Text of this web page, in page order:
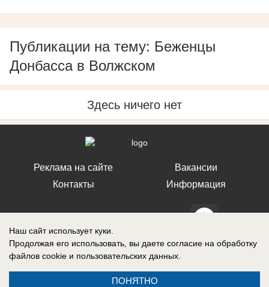
Публикации на тему: Беженцы
Донбасса в Волжском
Здесь ничего нет
Реклама на сайте
Контакты
Вакансии
Информация
СМИ Блокнот Ставрополь зарегистрировано Федеральной службой по
надзору в сфере связи, информационных технологий и массовых
Эл № ФС77-76032 от 12 июля 2019 г. (Первоначальное свидетельство
Эл № ФС77-62273 от 03 июля 2015 г.)
Наш сайт использует куки.
Продолжая его использовать, вы даете согласие на обработку
файлов cookie и пользовательских данных.
ПОНЯТНО